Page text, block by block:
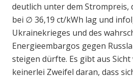
deutlich unter dem Strompreis,
bei ∅ 36,19 ct/kWh lag und
Ukrainekrieges und des
Energieembargos gegen
steigen dürfte. Es gibt aus Sicht
keinerlei Zweifel daran, dass